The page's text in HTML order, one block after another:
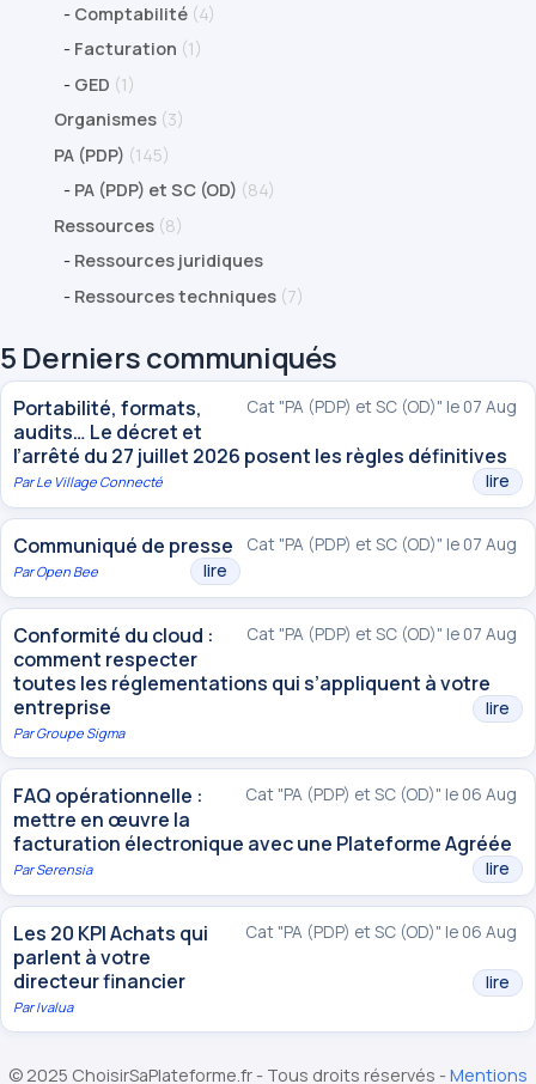
- Comptabilité (4)
- Facturation (1)
- GED (1)
Organismes (3)
PA (PDP) (145)
- PA (PDP) et SC (OD) (84)
Ressources (8)
- Ressources juridiques
- Ressources techniques (7)
5 Derniers communiqués
Cat "PA (PDP) et SC (OD)" le 07 Aug
Portabilité, formats,
audits… Le décret et
l’arrêté du 27 juillet 2026 posent les règles définitives
lire
ParLe Village Connecté
Cat "PA (PDP) et SC (OD)" le 07 Aug
Communiqué de presse
lire
ParOpen Bee
Cat "PA (PDP) et SC (OD)" le 07 Aug
Conformité du cloud :
comment respecter
toutes les réglementations qui s’appliquent à votre
entreprise
lire
ParGroupe Sigma
Cat "PA (PDP) et SC (OD)" le 06 Aug
FAQ opérationnelle :
mettre en œuvre la
facturation électronique avec une Plateforme Agréée
lire
ParSerensia
Cat "PA (PDP) et SC (OD)" le 06 Aug
Les 20 KPI Achats qui
parlent à votre
directeur financier
lire
ParIvalua
© 2025 ChoisirSaPlateforme.fr - Tous droits réservés -Mentions